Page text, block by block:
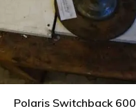
Polaris Switchback 600